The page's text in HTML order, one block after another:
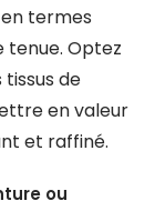
termes
tenue. Optez
de
en valeur
et raffiné.
ou